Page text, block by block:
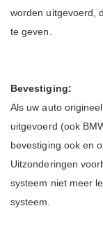
worden uitgevoerd,
te geven.
Bevestiging:
Als uw auto
uitgevoerd (ook
bevestiging ook en
Uitzonderingen
systeem niet meer
systeem.